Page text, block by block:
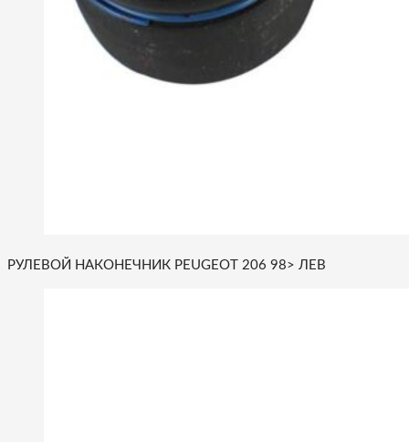
РУЛЕВОЙ НАКОНЕЧНИК PEUGEOT 206 98> ЛЕВ